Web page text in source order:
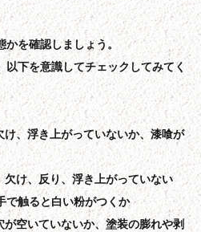
を確認しましょう。
下を意識してチェックしてみてく
、浮き上がっていないか、漆喰が
け、反り、浮き上がっていない
で触ると白い粉がつくか
空いていないか、塗装の膨れや剥